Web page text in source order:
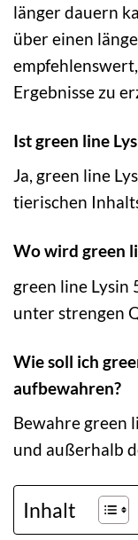
länger dauern
über einen
Ergebnisse zu
Ist green line
Ja, green line
tierischen
Wo wird green
green line Lysin
unter strengen
Wie soll ich
aufbewahren?
Bewahre green
und außerhalb
Inhalt